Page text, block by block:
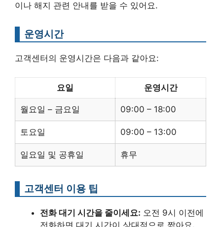
이나 해지 관련 안내를 받을 수 있어요.
운영시간
고객센터의 운영시간은 다음과 같아요:
요일 운영시간
월요일 – 금요일 09:00 – 18:00
토요일 09:00 – 13:00
일요일 및 공휴일 휴무
고객센터 이용 팁
전화 대기 시간을 줄이세요: 오전 9시 이전에
전화하면 대기 시간이 상대적으로 짧아요.